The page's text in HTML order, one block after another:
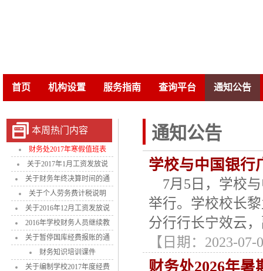
首页 机构设置 服务指南 查询平台 通知公告
 本周热门内容
财务处2017年寒假值班表
关于2017年1月工资发放说
关于财务年终决算时间的通
关于个人劳务费计税说明
关于2016年12月工资发放说
2016年学校财务人员继续教
关于暂停国库经费报账的通
财务知识培训课件
关于编制学校2017年度经费
通知公告
学校与中国银行
7月5日，学校与
举行。学校校长
分行行长宁效云
【日期：2023-07-
财务处2026年暑